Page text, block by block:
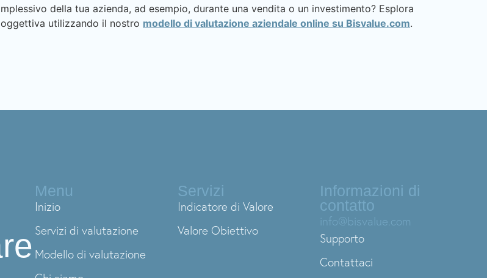
della tua azienda, ad esempio, durante una vendita o un investimento? Esplora
utilizzando il nostro modello di valutazione aziendale online su Bisvalue.com.
Menu
Inizio
Servizi di valutazione
Modello di valutazione
Servizi
Indicatore di Valore
Valore Obiettivo
Informazioni di
contatto
info@bisvalue.com
Supporto
Contattaci